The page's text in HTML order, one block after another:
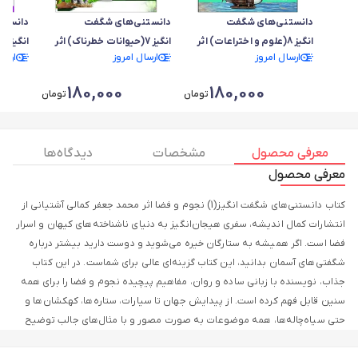
دانستنی‌های شگفت
انگیز8(علوم و اختراعات) اثر
محمد سلامت
ارسال امروز
180,000تومان
دانستنی‌های شگفت
انگیز7(حیوانات خطرناک) اثر
محمد سلامت
ارسال امروز
180,000تومان
جعفر
معرفی محصول مشخصات
دیدگاه ها
معرفی محصول
کتاب دانستنی‌های شگفت انگیز(1) نجوم و فضا اثر محمد جعفر کمالی آشتیانی از
انتشارات کمال اندیشه، سفری هیجان‌انگیز به دنیای ناشناخته‌های کیهان و اسرار
فضا است. اگر همیشه به ستارگان خیره می‌شوید و دوست دارید بیشتر درباره
شگفتی‌های آسمان بدانید، این کتاب گزینه‌ای عالی برای شماست. در این کتاب
جذاب، نویسنده با زبانی ساده و روان، مفاهیم پیچیده نجوم و فضا را برای همه
سنین قابل فهم کرده است. از پیدایش جهان تا سیارات، ستاره‌ها، کهکشان‌ها و
حتی سیاه‌چاله‌ها، همه موضوعات به صورت مصور و با مثال‌های جالب توضیح